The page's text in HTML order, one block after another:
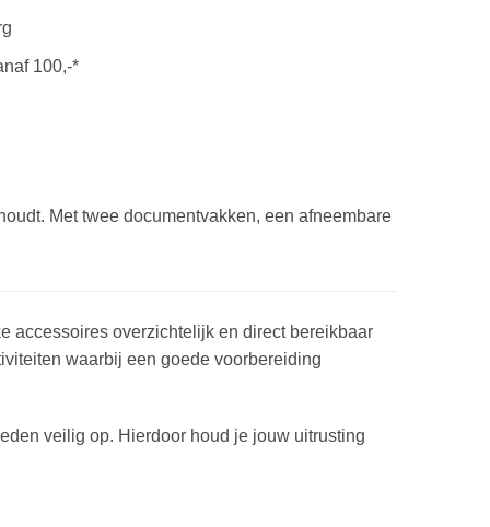
100,-*
Met twee documentvakken, een afneembare
accessoires overzichtelijk en direct bereikbaar
waarbij een goede voorbereiding
veilig op. Hierdoor houd je jouw uitrusting